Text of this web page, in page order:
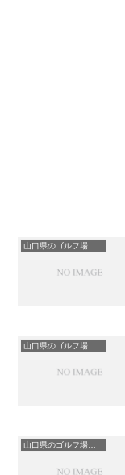
山口県のゴルフ場一覧｜距離が長い・広いゴルフ場ランキング
山口県のゴルフ場一覧｜距離が長い・広いゴルフ場ランキング
山口県のゴルフ場一覧｜距離が長い・広いゴルフ場ランキング